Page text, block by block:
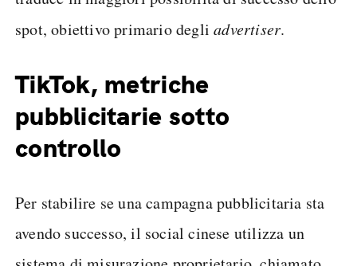
spot, obiettivo primario degliadvertiser.
TikTok, metriche
pubblicitarie sotto
controllo
Per stabilire se una campagna pubblicitaria sta
avendo successo, il social cinese utilizza un